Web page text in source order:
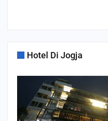
Hotel Di Jogja